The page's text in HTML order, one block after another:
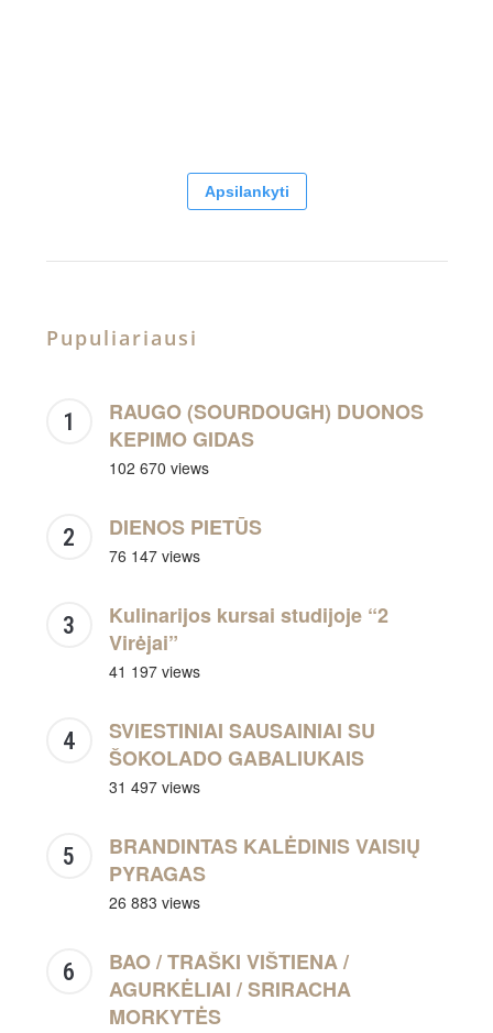
Apsilankyti
Pupuliariausi
RAUGO (SOURDOUGH) DUONOS
KEPIMO GIDAS
102 670 views
DIENOS PIETŪS
76 147 views
Kulinarijos kursai studijoje “2
Virėjai”
41 197 views
SVIESTINIAI SAUSAINIAI SU
ŠOKOLADO GABALIUKAIS
31 497 views
BRANDINTAS KALĖDINIS VAISIŲ
PYRAGAS
26 883 views
BAO / TRAŠKI VIŠTIENA /
AGURKĖLIAI / SRIRACHA
MORKYTĖS